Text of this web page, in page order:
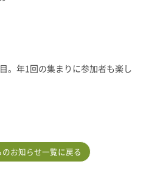
。年1回の集まりに参加者も楽し
お知らせ一覧に戻る